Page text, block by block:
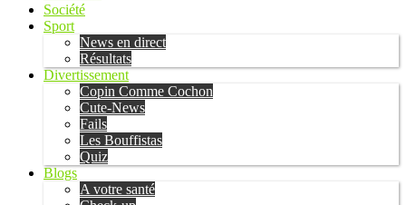
Société
Sport
News en direct
Résultats
Divertissement
Copin Comme Cochon
Cute-News
Fails
Les Bouffistas
Quiz
Blogs
A votre santé